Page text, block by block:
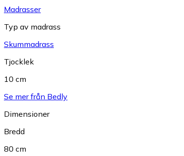
Madrasser
Typ av madrass
Skummadrass
Tjocklek
10 cm
Se mer från Bedly
Dimensioner
Bredd
80 cm